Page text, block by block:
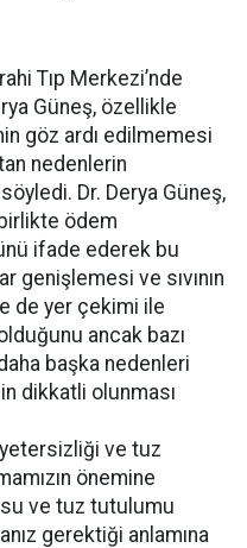
Tıp Merkezi’nde
Güneş, özellikle
göz ardı edilmemesi
nedenlerin
Dr. Derya Güneş,
ödem
ifade ederek bu
genişlemesi ve sıvının
de yer çekimi ile
ancak bazı
başka nedenleri
dikkatli olunması
yetersizliği ve tuz
önemine
su ve tuz tutulumu
gerektiği anlamına